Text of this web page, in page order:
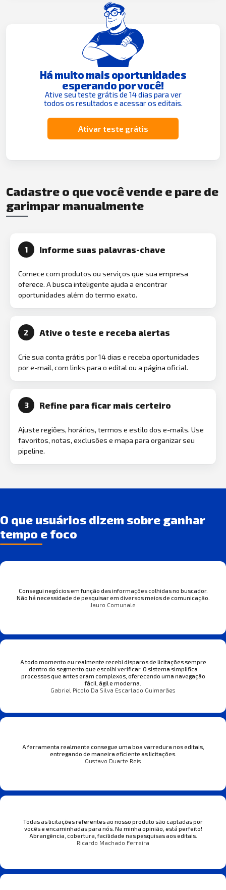
Há muito mais oportunidades
esperando por você!
Ative seu teste grátis de 14 dias para ver
todos os resultados e acessar os editais.
Ativar teste grátis
Cadastre o que você vende e pare de
garimpar manualmente
1 Informe suas palavras-chave
Comece com produtos ou serviços que sua empresa
oferece. A busca inteligente ajuda a encontrar
oportunidades além do termo exato.
2 Ative o teste e receba alertas
Crie sua conta grátis por 14 dias e receba oportunidades
por e-mail, com links para o edital ou a página oficial.
3 Refine para ficar mais certeiro
Ajuste regiões, horários, termos e estilo dos e-mails. Use
favoritos, notas, exclusões e mapa para organizar seu
pipeline.
O que usuários dizem sobre ganhar
tempo e foco
Consegui negócios em função das informações colhidas no buscador.
Não há necessidade de pesquisar em diversos meios de comunicação.
Jauro Comunale
A todo momento eu realmente recebi disparos de licitações sempre
dentro do segmento que escolhi verificar. O sistema simplifica
processos que antes eram complexos, oferecendo uma navegação
fácil, ágil e moderna.
Gabriel Picolo Da Silva Escarlado Guimarães
A ferramenta realmente consegue uma boa varredura nos editais,
entregando de maneira eficiente as licitações.
Gustavo Duarte Reis
Todas as licitações referentes ao nosso produto são captadas por
vocês e encaminhadas para nós. Na minha opinião, está perfeito!
Abrangência, cobertura, facilidade nas pesquisas aos editais.
Ricardo Machado Ferreira